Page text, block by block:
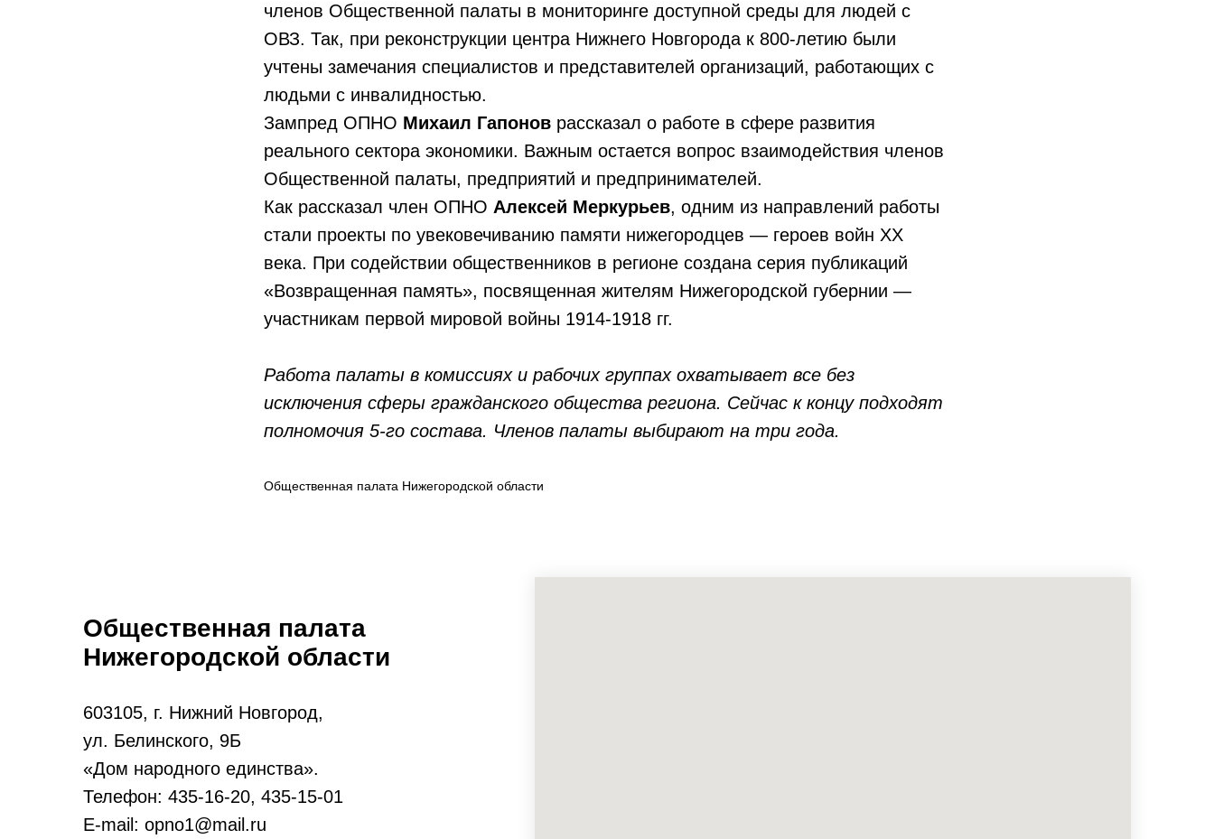
членов Общественной палаты в мониторинге доступной среды для людей с
ОВЗ. Так, при реконструкции центра Нижнего Новгорода к 800-летию были
учтены замечания специалистов и представителей организаций, работающих с
людьми с инвалидностью.
Зампред ОПНО Михаил Гапонов рассказал о работе в сфере развития
реального сектора экономики. Важным остается вопрос взаимодействия членов
Общественной палаты, предприятий и предпринимателей.
Как рассказал член ОПНО Алексей Меркурьев, одним из направлений работы
стали проекты по увековечиванию памяти нижегородцев — героев войн XX
века. При содействии общественников в регионе создана серия публикаций
«Возвращенная память», посвященная жителям Нижегородской губернии —
участникам первой мировой войны 1914-1918 гг.
Работа палаты в комиссиях и рабочих группах охватывает все без
исключения сферы гражданского общества региона. Сейчас к концу подходят
полномочия 5-го состава. Членов палаты выбирают на три года.
Общественная палата Нижегородской области
Общественная палата
Нижегородской области
603105, г. Нижний Новгород,
ул. Белинского, 9Б
«Дом народного единства».
Телефон: 435-16-20, 435-15-01
E-mail: opno1@mail.ru